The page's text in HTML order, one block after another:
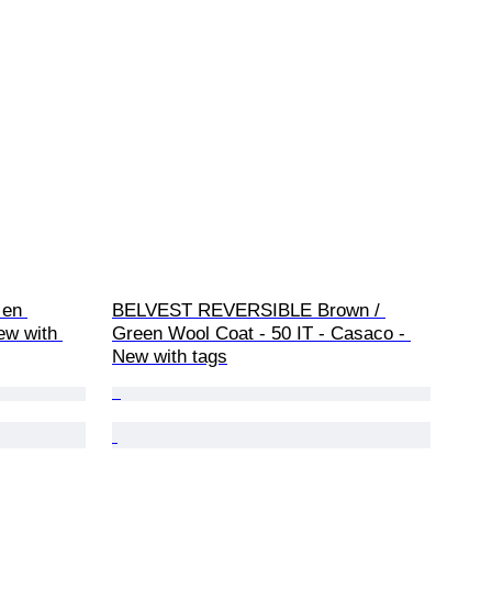
with
BELVEST REVERSIBLE Brown /
Green Wool Coat - 50 IT - Casaco -
New with tags